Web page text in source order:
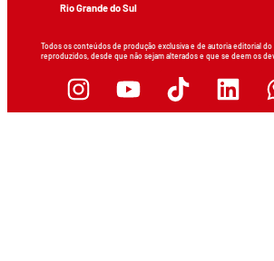
Rio Grande do Sul
Todos os conteúdos de produção exclusiva e de autoria editorial
reproduzidos, desde que não sejam alterados e que se deem os